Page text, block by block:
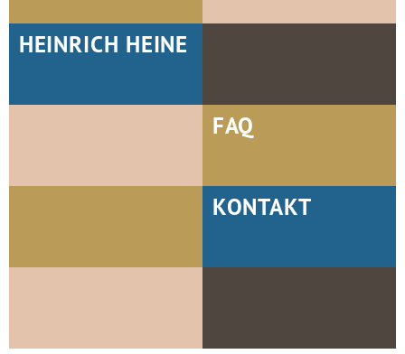
HEINRICH HEINE
FAQ
KONTAKT